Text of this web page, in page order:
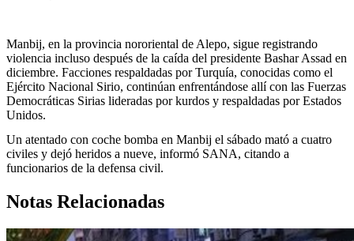
Manbij, en la provincia nororiental de Alepo, sigue registrando
violencia incluso después de la caída del presidente Bashar Assad en
diciembre. Facciones respaldadas por Turquía, conocidas como el
Ejército Nacional Sirio, continúan enfrentándose allí con las Fuerzas
Democráticas Sirias lideradas por kurdos y respaldadas por Estados
Unidos.
Un atentado con coche bomba en Manbij el sábado mató a cuatro
civiles y dejó heridos a nueve, informó SANA, citando a
funcionarios de la defensa civil.
Notas Relacionadas